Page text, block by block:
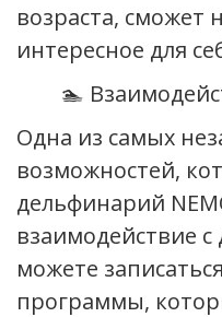
возраста, сможет
интересное для
🏊
Одна из самых
возможностей,
дельфинарий
взаимодействие
можете
программы,